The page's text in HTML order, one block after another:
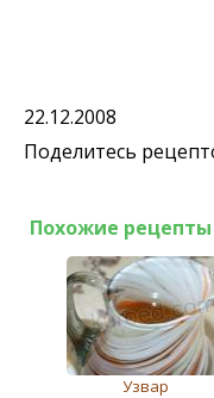
22.12.2008
Поделитесь
Похожие рецепты
Узвар